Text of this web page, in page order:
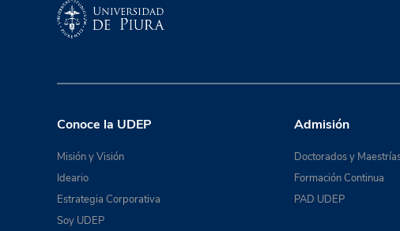
Conoce la UDEP
Misión y Visión
Ideario
Estrategia Corporativa
Soy UDEP
Admisión
Doctorados y
Formación Continua
PAD UDEP